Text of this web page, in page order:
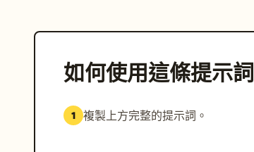
如何使用這條提示詞
1 複製上方完整的提示詞。